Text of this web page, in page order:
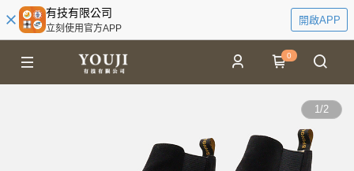
有技有限公司
立刻使用官方APP
開啟APP
0
1/2